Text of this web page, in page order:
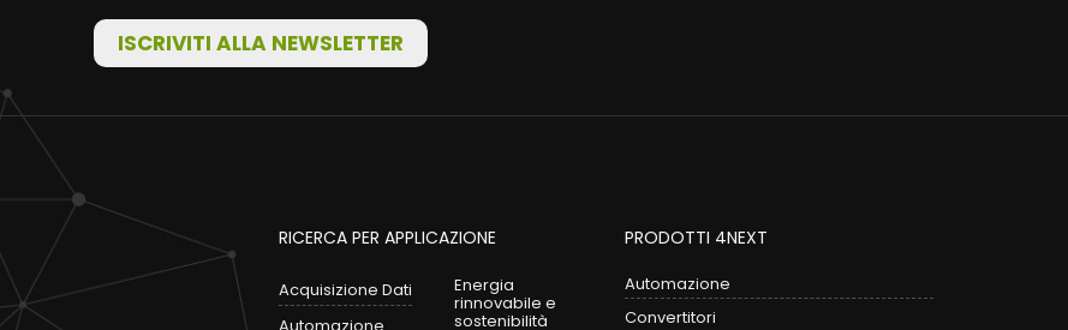
ISCRIVITI ALLA NEWSLETTER
RICERCA PER APPLICAZIONE
Acquisizione Dati
Energia
rinnovabile e
sostenibilità
PRODOTTI 4NEXT
Automazione
Convertitori